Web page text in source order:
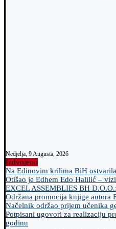
Nedjelja, 9 Augusta, 2026
Izdvojeno
Na Edinovim krilima BiH
Otišao je Edhem Edo Halilić –
EXCEL ASSEMBLIES BH
Održana promocija knjige
Načelnik održao prijem učenika
Potpisani ugovori za realizaciju
godinu